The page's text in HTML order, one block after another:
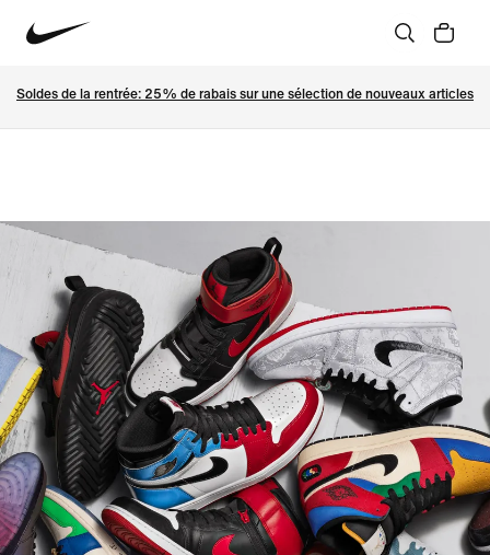
Soldes de la rentrée: 25% de rabais sur une sélection de nouveaux articles